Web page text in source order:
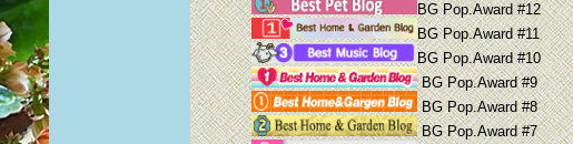
BG Pop.Award #12
BG Pop.Award #11
BG Pop.Award #10
BG Pop.Award #9
BG Pop.Award #8
BG Pop.Award #7